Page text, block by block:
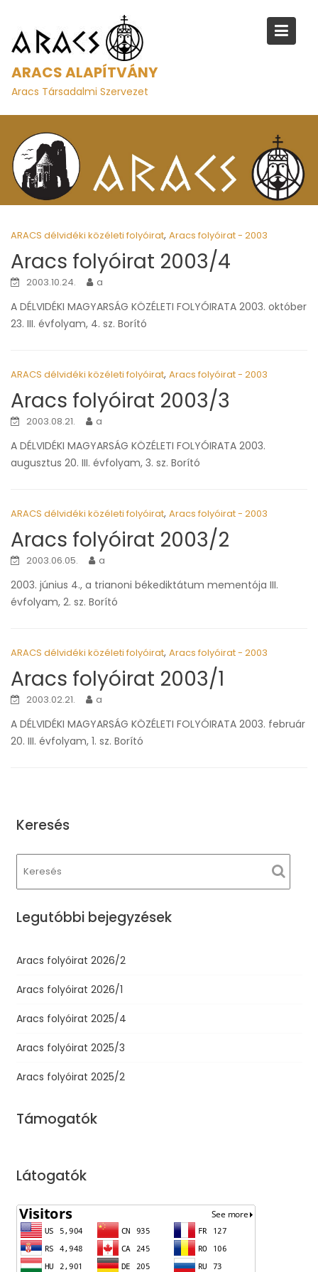
ARACS ALAPÍTVÁNY
Aracs Társadalmi Szervezet
ARACS délvidéki közéleti folyóirat, Aracs folyóirat - 2003
Aracs folyóirat 2003/4
2003.10.24. a
A DÉLVIDÉKI MAGYARSÁG KÖZÉLETI FOLYÓIRATA 2003. október
23. III. évfolyam, 4. sz. Borító
ARACS délvidéki közéleti folyóirat, Aracs folyóirat - 2003
Aracs folyóirat 2003/3
2003.08.21. a
A DÉLVIDÉKI MAGYARSÁG KÖZÉLETI FOLYÓIRATA 2003.
augusztus 20. III. évfolyam, 3. sz. Borító
ARACS délvidéki közéleti folyóirat, Aracs folyóirat - 2003
Aracs folyóirat 2003/2
2003.06.05. a
2003. június 4., a trianoni békediktátum mementója III.
évfolyam, 2. sz. Borító
ARACS délvidéki közéleti folyóirat, Aracs folyóirat - 2003
Aracs folyóirat 2003/1
2003.02.21. a
A DÉLVIDÉKI MAGYARSÁG KÖZÉLETI FOLYÓIRATA 2003. február
20. III. évfolyam, 1. sz. Borító
Keresés
Legutóbbi bejegyzések
Aracs folyóirat 2026/2
Aracs folyóirat 2026/1
Aracs folyóirat 2025/4
Aracs folyóirat 2025/3
Aracs folyóirat 2025/2
Támogatók
Látogatók